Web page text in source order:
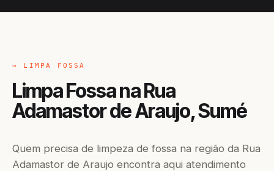
→ LIMPA FOSSA
Limpa Fossa na Rua
Adamastor de Araujo, Sumé
Quem precisa de limpeza de fossa na região da Rua
Adamastor de Araujo encontra aqui atendimento